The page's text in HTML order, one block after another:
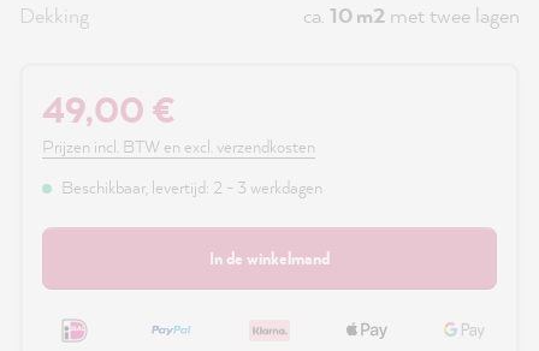
Dekking
ca. 10 m2 met twee lagen
49,00 €
Prijzen incl. BTW en excl. verzendkosten
Beschikbaar, levertijd: 2 - 3 werkdagen
In de winkelmand